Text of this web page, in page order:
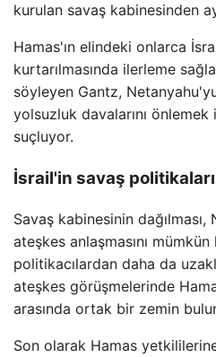
kurulan savaş kabinesinden
Hamas'ın elindeki onlarca
kurtarılmasında ilerleme
söyleyen Gantz,
yolsuzluk davalarını
suçluyor.
İsrail'in savaş
Savaş kabinesinin
ateşkes anlaşmasını
politikacılardan daha da
ateşkes görüşmelerinde
arasında ortak bir zemin
Son olarak Hamas